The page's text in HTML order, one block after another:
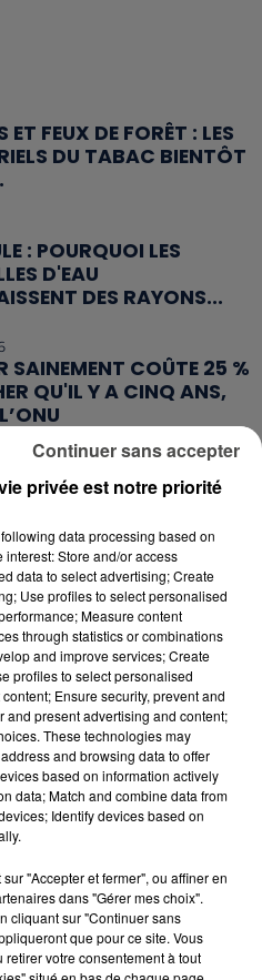
ET FEUX DE FORÊT : LES
DU TABAC BIENTÔT
: POURQUOI LES
D'EAU
DES RAYONS...
SAINEMENT COÛTE 25 %
QU'IL Y A CINQ ANS,
SONT LES MARQUES QUI
: LES 5 RÉFLEXES À
POUR ÉVITER
CET ÉTÉ...
DU 12 AOÛT : LA
LES LUNETTES DE...
DE LA RÉGION ET
DE LA RÉDACTION
MOBILE
privée est notre priorité
data processing based on
Store and/or access
data to select advertising; Create
Use profiles to select personalised
Measure content
through statistics or combinations
and improve services; Create
profiles to select personalised
Ensure security, prevent and
and present advertising and content;
These technologies may
and browsing data to offer
based on information actively
data; Match and combine data from
Identify devices based on
"Accepter et fermer", ou affiner en
dans "Gérer mes choix".
cliquant sur "Continuer sans
que pour ce site. Vous
votre consentement à tout
Continuer sans accepter